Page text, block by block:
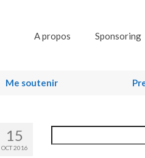
A propos Sponsoring
Me soutenir
15
OCT 2016